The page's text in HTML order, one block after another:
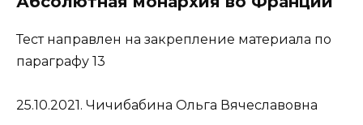
Тест направлен на закрепление материала по
параграфу 13
25.10.2021. Чичибабина Ольга Вячеславовна